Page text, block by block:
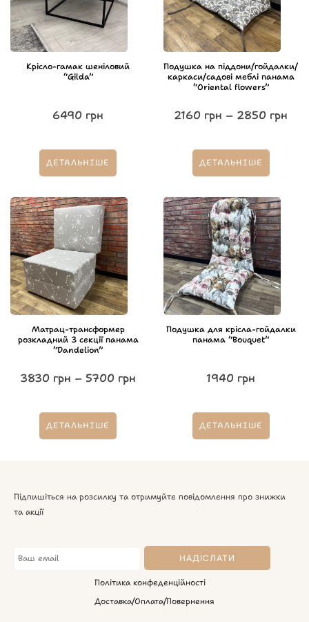
Крісло-гамак шеніловий
“Gilda”
6490 грн
ДЕТАЛЬНІШЕ
Подушка на піддони/гойдалки/
каркаси/садові меблі панама
“Oriental flowers”
2160 грн – 2850 грн
ДЕТАЛЬНІШЕ
Матрац-трансформер
розкладний 3 секції панама
“Dandelion”
3830 грн – 5700 грн
ДЕТАЛЬНІШЕ
Подушка для крісла-гойдалки
панама “Bouquet”
1940 грн
ДЕТАЛЬНІШЕ
Підпишіться на розсилку та отримуйте повідомлення про знижки
та акції
Політика конфеденційності
Доставка/Оплата/Повернення